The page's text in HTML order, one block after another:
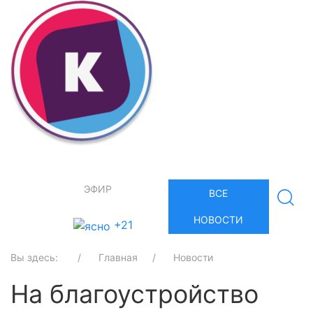
ЭФИР
+21
ВСЕ
НОВОСТИ
Вы здесь: Главная Новости
На благоустройство